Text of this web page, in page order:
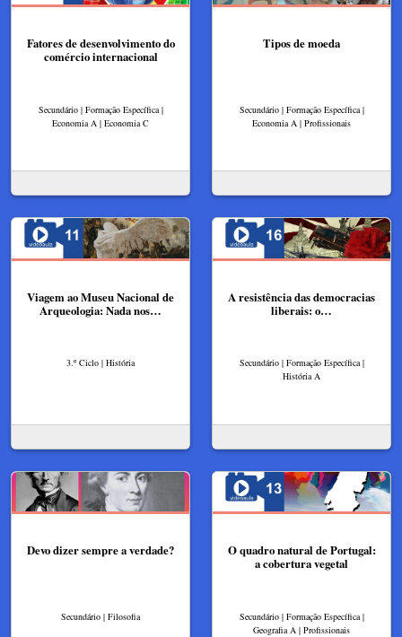
Fatores de desenvolvimento do
comércio internacional
Secundário | Formação Específica |
Economia A | Economia C
Tipos de moeda
Secundário | Formação Específica |
Economia A | Profissionais
Viagem ao Museu Nacional de
Arqueologia: Nada nos…
3.º Ciclo | História
A resistência das democracias
liberais: o…
Secundário | Formação Específica |
História A
Devo dizer sempre a verdade?
Secundário | Filosofia
O quadro natural de Portugal:
a cobertura vegetal
Secundário | Formação Específica |
Geografia A | Profissionais